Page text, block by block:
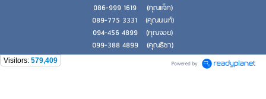
086-999 1619 (คุณแจ็ค)
089-775 3331 (คุณนนท์)
094-456 4899 (คุณจอย)
099-388 4899 (คุณธิชา)
Visitors: 579,409